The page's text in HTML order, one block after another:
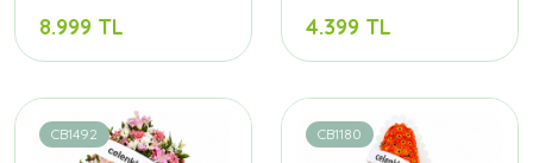
8.999 TL 4.399 TL
CB1492 CB1180